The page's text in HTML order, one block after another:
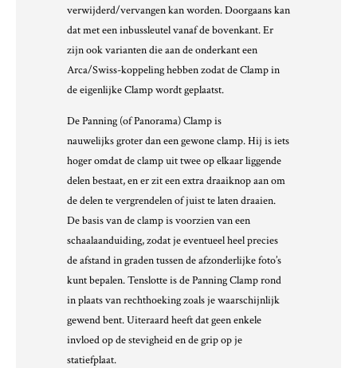
verwijderd/vervangen kan worden. Doorgaans kan
dat met een inbussleutel vanaf de bovenkant. Er
zijn ook varianten die aan de onderkant een
Arca/Swiss-koppeling hebben zodat de Clamp in
de eigenlijke Clamp wordt geplaatst.
De Panning (of Panorama) Clamp is
nauwelijks groter dan een gewone clamp. Hij is iets
hoger omdat de clamp uit twee op elkaar liggende
delen bestaat, en er zit een extra draaiknop aan om
de delen te vergrendelen of juist te laten draaien.
De basis van de clamp is voorzien van een
schaalaanduiding, zodat je eventueel heel precies
de afstand in graden tussen de afzonderlijke foto’s
kunt bepalen. Tenslotte is de Panning Clamp rond
in plaats van rechthoeking zoals je waarschijnlijk
gewend bent. Uiteraard heeft dat geen enkele
invloed op de stevigheid en de grip op je
statiefplaat.